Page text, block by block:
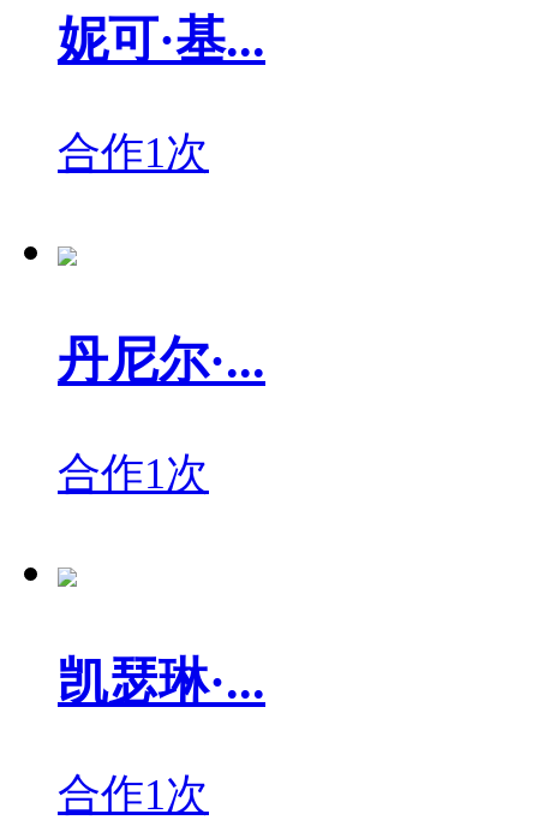
妮可·基...
合作1次
丹尼尔·...
合作1次
凯瑟琳·...
合作1次